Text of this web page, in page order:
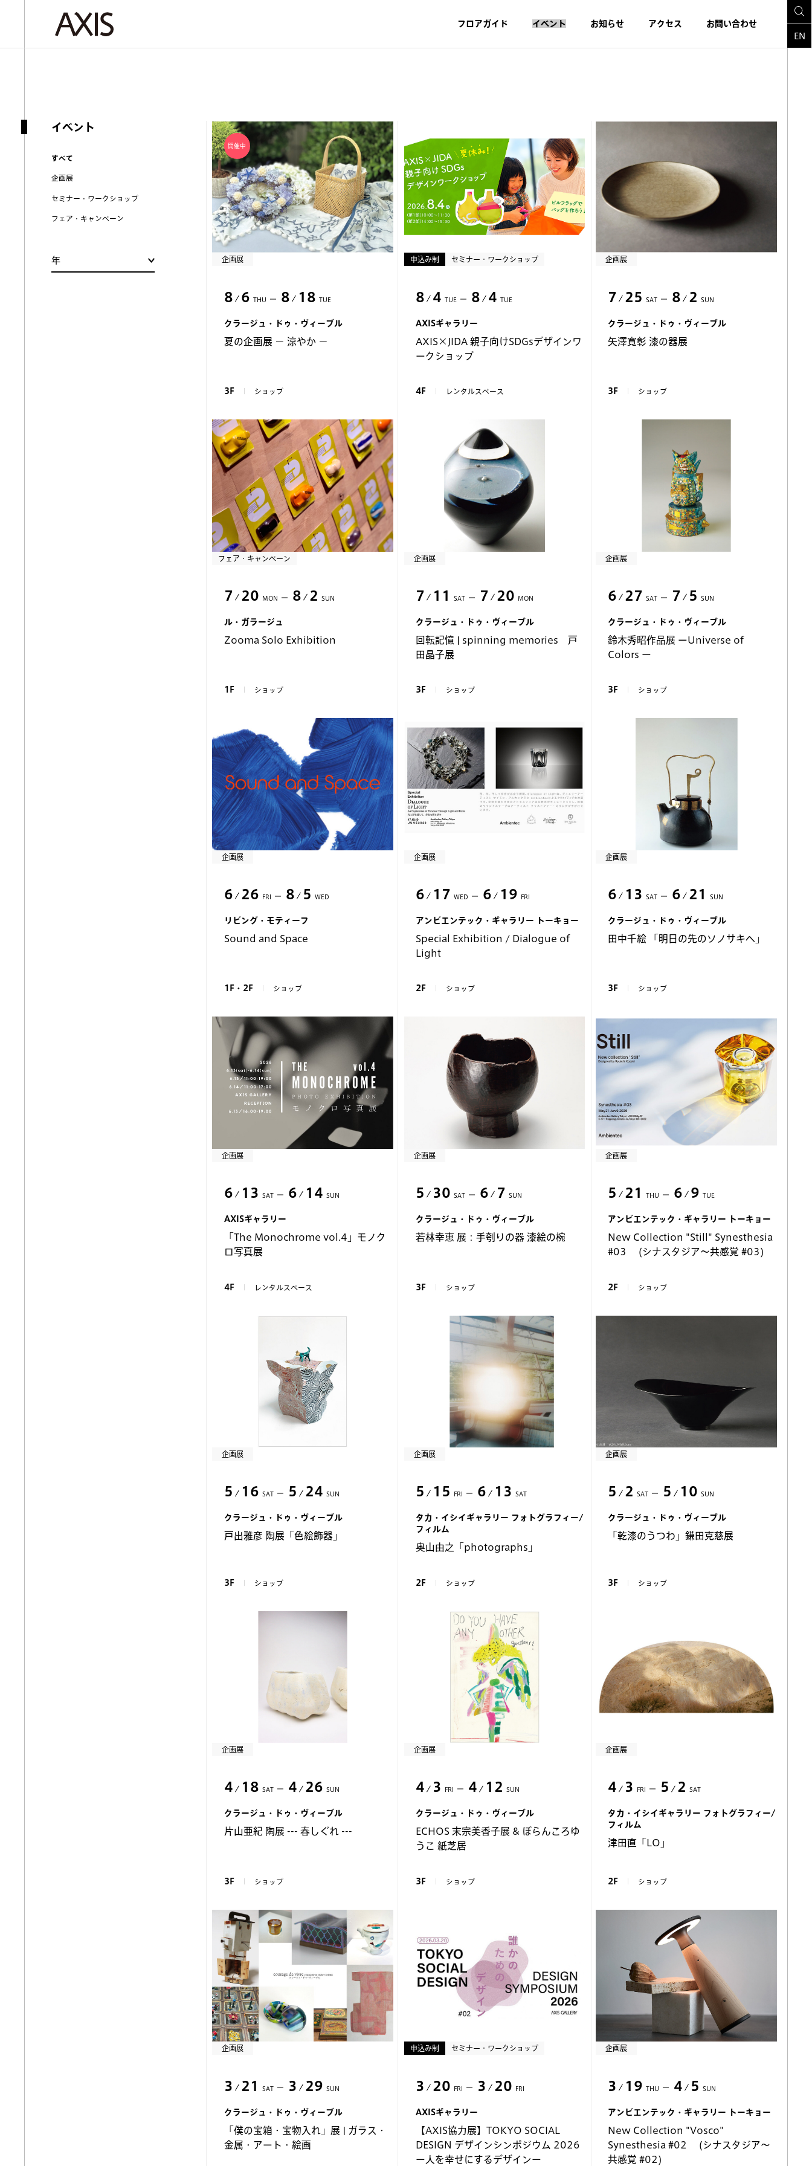
フロアガイド イベント お知らせ アクセス
お問い合わせ
EN
イベント
すべて
企画展
セミナー・ワークショップ
フェア・キャンペーン
年 企画展
8 6 THU 8 18 TUE
クラージュ・ドゥ・ヴィーブル
夏の企画展 − 涼やか −
3F ショップ
申込み制 セミナー・ワークショップ
8 4 TUE 8 4 TUE
AXISギャラリー
AXIS×JIDA 親子向けSDGsデザインワ
ークショップ
4F レンタルスペース
企画展
7 25 SAT 8 2 SUN
クラージュ・ドゥ・ヴィーブル
矢澤寛彰 漆の器展
3F ショップ
フェア・キャンペーン
7 20 MON 8 2 SUN
ル・ガラージュ
Zooma Solo Exhibition
1F ショップ
企画展
7 11 SAT 7 20 MON
クラージュ・ドゥ・ヴィーブル
回転記憶 | spinning memories 戸
田晶子展
3F ショップ
企画展
6 27 SAT 7 5 SUN
クラージュ・ドゥ・ヴィーブル
鈴木秀昭作品展 ーUniverse of
Colors ー
3F ショップ
企画展
6 26 FRI 8 5 WED
リビング・モティーフ
Sound and Space
1F・2F ショップ
企画展
6 17 WED 6 19 FRI
アンビエンテック・ギャラリー トーキョー
Special Exhibition / Dialogue of
Light
2F ショップ
企画展
6 13 SAT 6 21 SUN
クラージュ・ドゥ・ヴィーブル
田中千絵 「明日の先のソノサキヘ」
3F ショップ
企画展
6 13 SAT 6 14 SUN
AXISギャラリー
「The Monochrome vol.4」モノク
ロ写真展
4F レンタルスペース
企画展
5 30 SAT 6 7 SUN
クラージュ・ドゥ・ヴィーブル
若林幸恵 展：手刳りの器 漆絵の椀
3F ショップ
企画展
5 21 THU 6 9 TUE
アンビエンテック・ギャラリー トーキョー
New Collection "Still" Synesthesia
#03 (シナスタジア〜共感覚 #03)
2F ショップ
企画展
5 16 SAT 5 24 SUN
クラージュ・ドゥ・ヴィーブル
戸出雅彦 陶展「色絵飾器」
3F ショップ
企画展
5 15 FRI 6 13 SAT
タカ・イシイギャラリー フォトグラフィー/
フィルム
奥山由之「photographs」
2F ショップ
企画展
5 2 SAT 5 10 SUN
クラージュ・ドゥ・ヴィーブル
「乾漆のうつわ」鎌田克慈展
3F ショップ
企画展
4 18 SAT 4 26 SUN
クラージュ・ドゥ・ヴィーブル
片山亜紀 陶展 --- 春しぐれ ---
3F ショップ
企画展
4 3 FRI 4 12 SUN
クラージュ・ドゥ・ヴィーブル
ECHOS 末宗美香子展 & ぽらんころゆ
うこ 紙芝居
3F ショップ
企画展
4 3 FRI 5 2 SAT
タカ・イシイギャラリー フォトグラフィー/
フィルム
津田直「LO」
2F ショップ
企画展
3 21 SAT 3 29 SUN
クラージュ・ドゥ・ヴィーブル
「僕の宝箱・宝物入れ」展 | ガラス・
金属・アート・絵画
申込み制 セミナー・ワークショップ
3 20 FRI 3 20 FRI
AXISギャラリー
【AXIS協力展】TOKYO SOCIAL
DESIGN デザインシンポジウム 2026
ー人を幸せにするデザインー
企画展
3 19 THU 4 5 SUN
アンビエンテック・ギャラリー トーキョー
New Collection "Vosco"
Synesthesia #02 (シナスタジア〜
共感覚 #02)